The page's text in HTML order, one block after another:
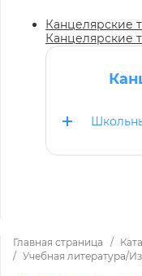
Канцелярские
Канцелярские
Главная страница
Учебная литература/